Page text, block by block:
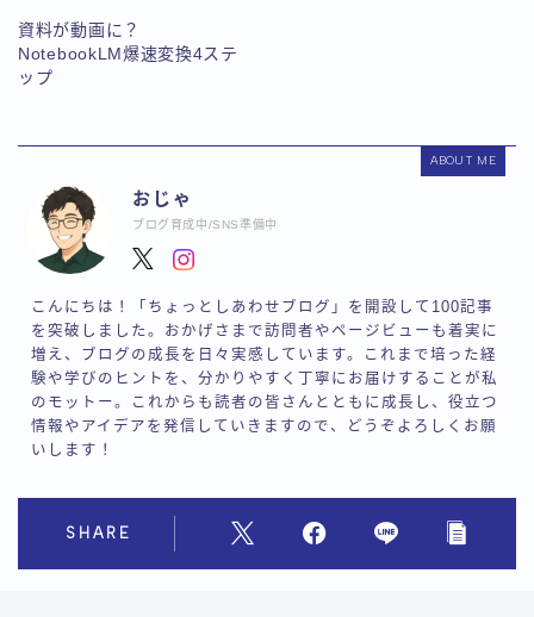
資料が動画に？
NotebookLM爆速変換4ステ
ップ
ABOUT ME
おじゃ
ブログ育成中/SNS準備中
こんにちは！「ちょっとしあわせブログ」を開設して100記事
を突破しました。おかげさまで訪問者やページビューも着実に
増え、ブログの成長を日々実感しています。これまで培った経
験や学びのヒントを、分かりやすく丁寧にお届けすることが私
のモットー。これからも読者の皆さんとともに成長し、役立つ
情報やアイデアを発信していきますので、どうぞよろしくお願
いします！
SHARE